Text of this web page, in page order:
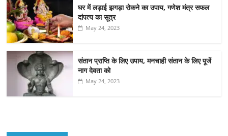
घर में लड़ाई झगड़ा रोकने का उपाय, गणेश मंत्र सफल
दांपत्य का सूत्र
May 24, 2023
संतान प्राप्ति के लिए उपाय, मनचाही संतान के लिए पूजें
नाग देवता को
May 24, 2023